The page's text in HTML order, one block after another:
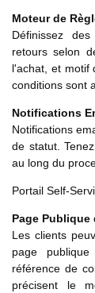
Moteur de
Définissez
retours selon
l'achat, et motif
conditions sont
Notifications
Notifications
de statut.
au long du
Portail Self-
Page Publique
Les clients
page
référence de
précisent le